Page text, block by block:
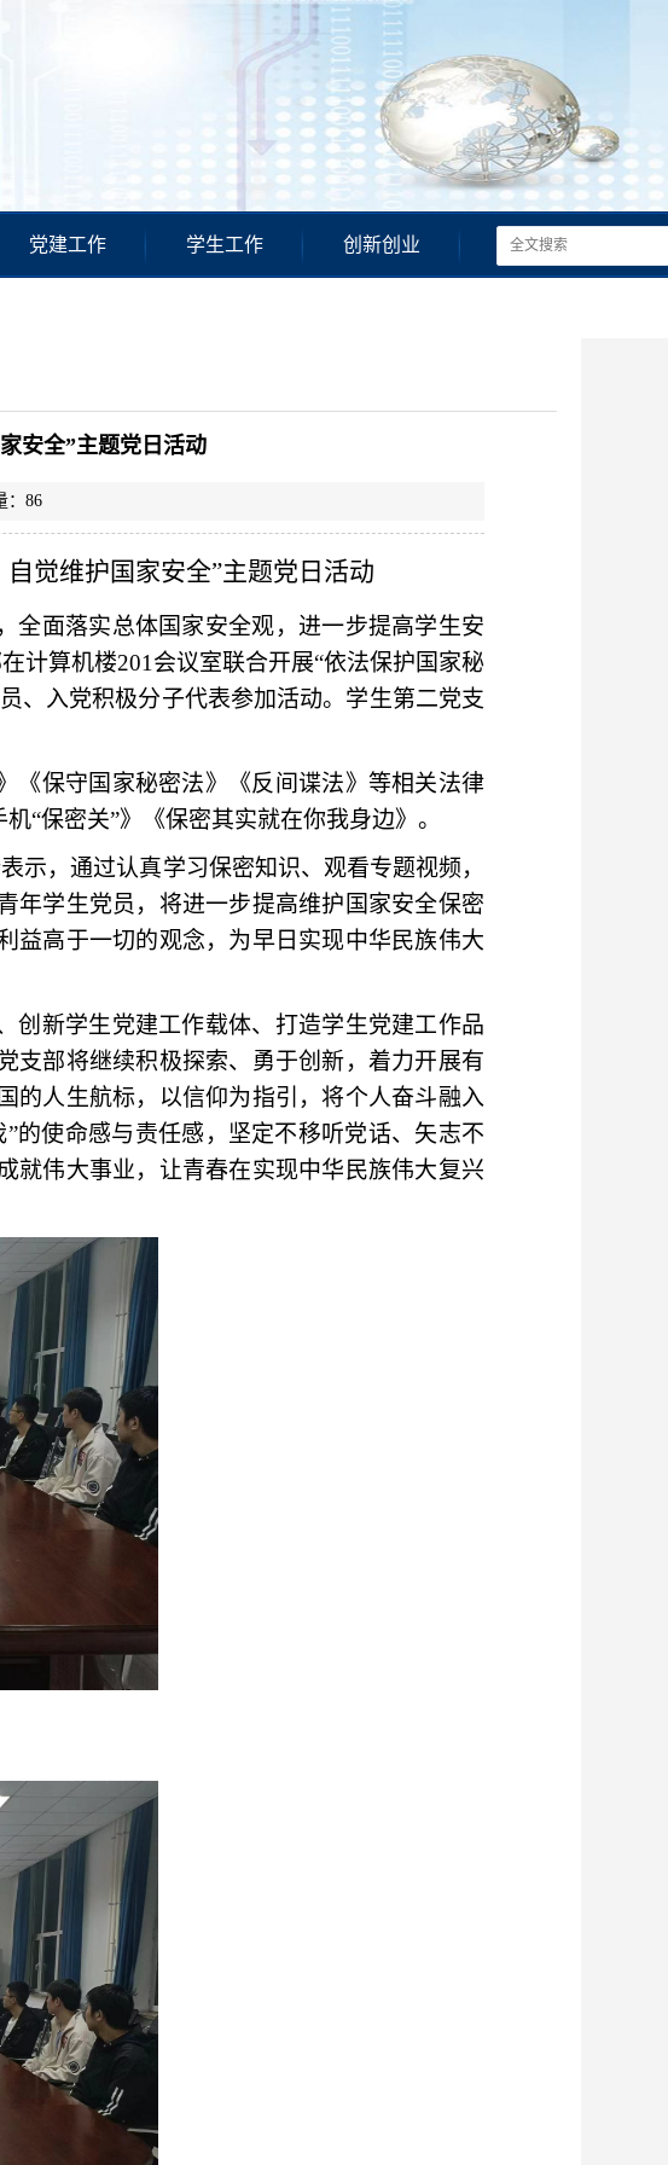
党建工作 学生工作 创新创业
安全”主题党日活动
86
觉维护国家安全”主题党日活动
全面落实总体国家安全观，进一步提高学生安
计算机楼201会议室联合开展“依法保护国家秘
、入党积极分子代表参加活动。学生第二党支
《保守国家秘密法》《反间谍法》等相关法律
“保密关”》《保密其实就在你我身边》。
示，通过认真学习保密知识、观看专题视频，
年学生党员，将进一步提高维护国家安全保密
益高于一切的观念，为早日实现中华民族伟大
创新学生党建工作载体、打造学生党建工作品
支部将继续积极探索、勇于创新，着力开展有
的人生航标，以信仰为指引，将个人奋斗融入
的使命感与责任感，坚定不移听党话、矢志不
就伟大事业，让青春在实现中华民族伟大复兴